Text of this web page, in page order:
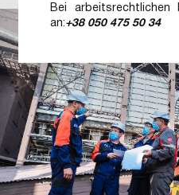
Bei
an:+38 050 475 50 34